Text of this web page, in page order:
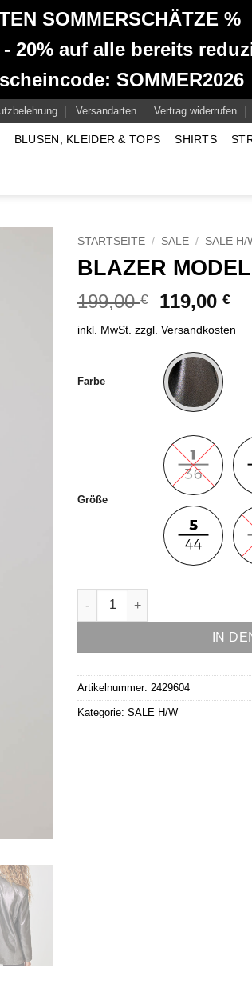
SOMMERSCHÄTZE %
20% auf alle bereits
SOMMER2026
Versandarten Vertrag widerrufen
BLUSEN, KLEIDER & TOPS SHIRTS
STARTSEITE / SALE / SALE H/
BLAZER
199,00€
war:
199,00 €
119,00€
ist:
inkl. MwSt. zzgl. Versandkosten
Farbe
Größe
Blazer Modell Cher Menge
IN
Artikelnummer: 2429604
Kategorie: SALE H/W